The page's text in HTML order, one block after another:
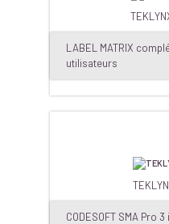
LABEL MATRIX
utilisateurs
CODESOFT SMA Pro